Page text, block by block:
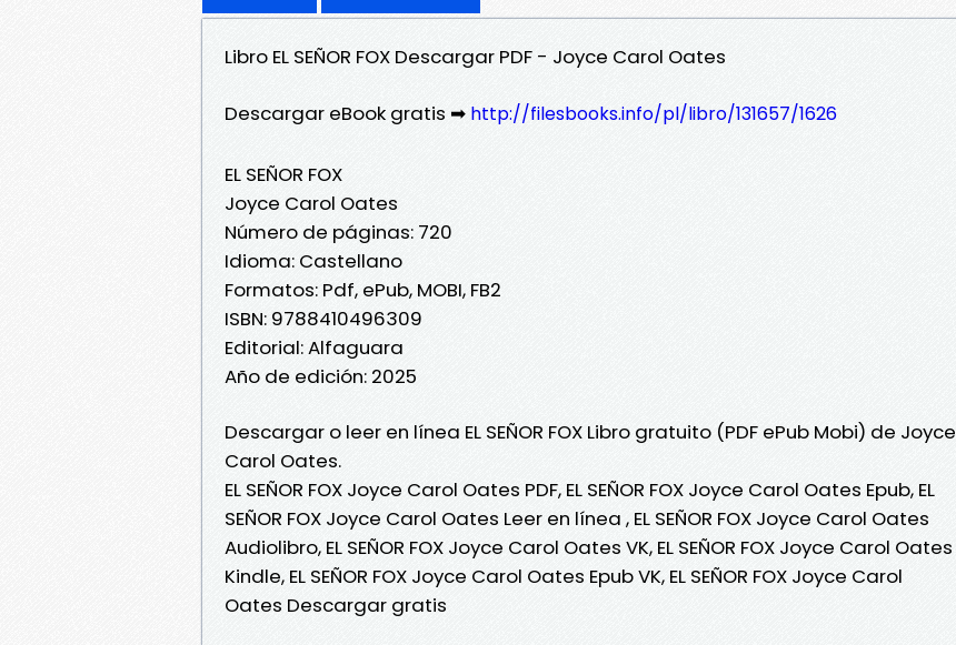
Libro EL SEÑOR FOX Descargar PDF - Joyce Carol Oates
Descargar eBook gratis ➡ http://filesbooks.info/pl/libro/131657/1626
EL SEÑOR FOX
Joyce Carol Oates
Número de páginas: 720
Idioma: Castellano
Formatos: Pdf, ePub, MOBI, FB2
ISBN: 9788410496309
Editorial: Alfaguara
Año de edición: 2025
Descargar o leer en línea EL SEÑOR FOX Libro gratuito (PDF ePub Mobi) de Joyce
Carol Oates.
EL SEÑOR FOX Joyce Carol Oates PDF, EL SEÑOR FOX Joyce Carol Oates Epub, EL
SEÑOR FOX Joyce Carol Oates Leer en línea , EL SEÑOR FOX Joyce Carol Oates
Audiolibro, EL SEÑOR FOX Joyce Carol Oates VK, EL SEÑOR FOX Joyce Carol Oates
Kindle, EL SEÑOR FOX Joyce Carol Oates Epub VK, EL SEÑOR FOX Joyce Carol
Oates Descargar gratis